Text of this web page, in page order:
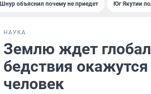
Шнур объяснил почему не приедет Юг Якутии
НАУКА
Землю ждет
бедствия
человек